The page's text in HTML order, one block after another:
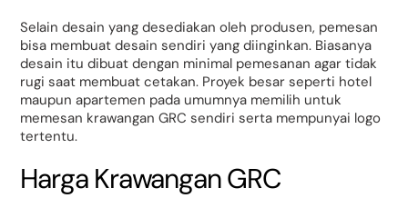
Selain desain yang desediakan oleh produsen, pemesan
bisa membuat desain sendiri yang diinginkan. Biasanya
desain itu dibuat dengan minimal pemesanan agar tidak
rugi saat membuat cetakan. Proyek besar seperti hotel
maupun apartemen pada umumnya memilih untuk
memesan krawangan GRC sendiri serta mempunyai logo
tertentu.
Harga Krawangan GRC